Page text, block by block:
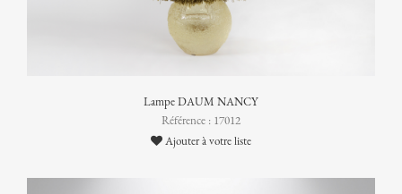
Lampe DAUM NANCY
Référence : 17012
Ajouter à votre liste